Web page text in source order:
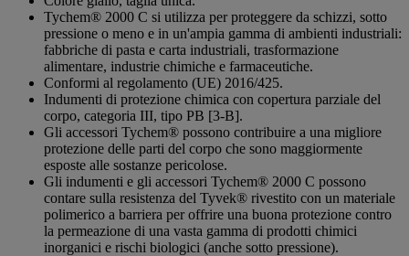
Tychem® 2000 C si utilizza per proteggere da schizzi, sotto
pressione o meno e in un'ampia gamma di ambienti industriali:
fabbriche di pasta e carta industriali, trasformazione
alimentare, industrie chimiche e farmaceutiche.
Conformi al regolamento (UE) 2016/425.
Indumenti di protezione chimica con copertura parziale del
corpo, categoria III, tipo PB [3-B].
Gli accessori Tychem® possono contribuire a una migliore
protezione delle parti del corpo che sono maggiormente
esposte alle sostanze pericolose.
Gli indumenti e gli accessori Tychem® 2000 C possono
contare sulla resistenza del Tyvek® rivestito con un materiale
polimerico a barriera per offrire una buona protezione contro
la permeazione di una vasta gamma di prodotti chimici
inorganici e rischi biologici (anche sotto pressione).